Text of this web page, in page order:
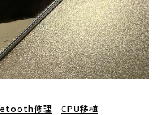
修理
CPU移植